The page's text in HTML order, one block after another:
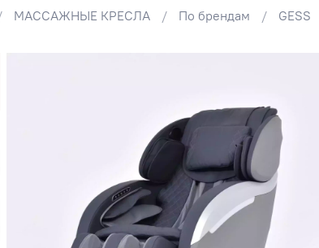
МАССАЖНЫЕ КРЕСЛА По брендам GESS